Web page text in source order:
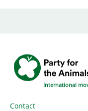
International
Contact